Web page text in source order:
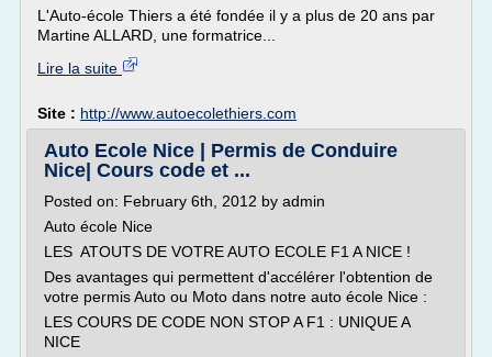
L'Auto-école Thiers a été fondée il y a plus de 20 ans par
Martine ALLARD, une formatrice...
Lire la suite
Site : http://www.autoecolethiers.com
Auto Ecole Nice | Permis de Conduire
Nice| Cours code et ...
Posted on: February 6th, 2012 by admin
Auto école Nice
LES ATOUTS DE VOTRE AUTO ECOLE F1 A NICE !
Des avantages qui permettent d'accélérer l'obtention de
votre permis Auto ou Moto dans notre auto école Nice :
LES COURS DE CODE NON STOP A F1 : UNIQUE A
NICE